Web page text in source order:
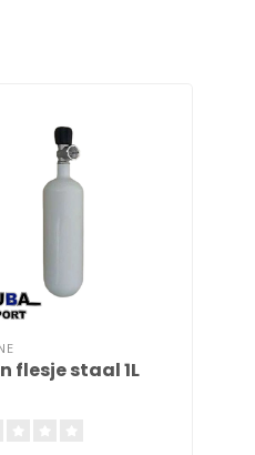
flesje staal 1L